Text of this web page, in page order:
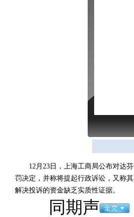
12月23日，上海工商局公布对达芬
罚决定，并称将提起行政诉讼，又称
解决投诉的资金缺乏实质性证据。
同期声